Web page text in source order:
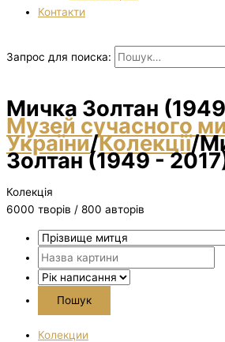
Контакти
Запрос для поиска:
Мичка Золтан
Музей сучасного
України/Колекції/
Золтан (1949 -
Колекція
6000 творiв / 800 авторів
Колекции